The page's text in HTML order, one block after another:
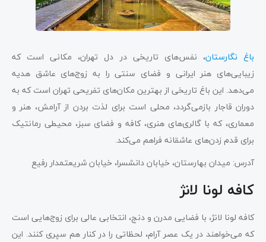
باغ نگارستان، نفس‌های تاریخی در دل تهران، مکانی است که
زیبایی‌های هنر ایرانی و فضای سنتی را به زوج‌های عاشق هدیه
می‌دهد. این باغ تاریخی از بهترین مکان‌های تفریحی تهران است که به
دوران قاجار بازمی‌گردد، محلی است برای لذت بردن از آرامش، هنر و
معماری، که با گالری‌های هنری، کافه و فضای سبز، محیطی رمانتیک
برای قدم زدن‌های عاشقانه فراهم می‌کند.
آدرس: میدان بهارستان، خیابان دانشسرا، خیابان شریعتمدار رفیع
کافه لونا لانژ
کافه لونا لانژ، با فضایی مدرن و دنج، انتخابی عالی برای زوج‌هایی است
که می‌خواهند در یک عصر آرام، لحظاتی را در کنار هم سپری کنند. این